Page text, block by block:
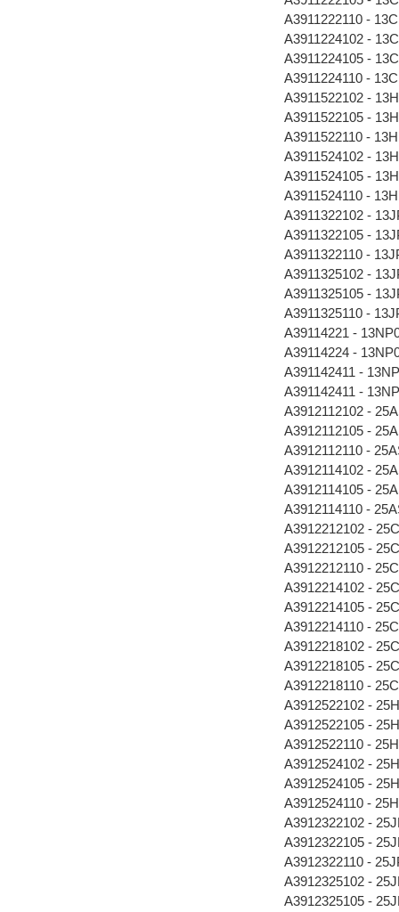
A3911222110 -
A3911224102 -
A3911224105 -
A3911224110 -
A3911522102 -
A3911522105 -
A3911522110 -
A3911524102 -
A3911524105 -
A3911524110 -
A3911322102 -
A3911322105 -
A3911322110 -
A3911325102 -
A3911325105 -
A3911325110 -
A39114221 -
A39114224 -
A391142411 -
A391142411 -
A3912112102 -
A3912112105 -
A3912112110 -
A3912114102 -
A3912114105 -
A3912114110 -
A3912212102 -
A3912212105 -
A3912212110 -
A3912214102 -
A3912214105 -
A3912214110 -
A3912218102 -
A3912218105 -
A3912218110 -
A3912522102 -
A3912522105 -
A3912522110 -
A3912524102 -
A3912524105 -
A3912524110 -
A3912322102 -
A3912322105 -
A3912322110 -
A3912325102 -
A3912325105 -